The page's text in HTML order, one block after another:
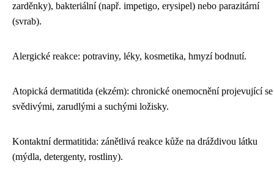
zarděnky), bakteriální (např. impetigo, erysipel) nebo parazitární
(svrab).
Alergické reakce: potraviny, léky, kosmetika, hmyzí bodnutí.
Atopická dermatitida (ekzém): chronické onemocnění projevující se
svědivými, zarudlými a suchými ložisky.
Kontaktní dermatitida: zánětlivá reakce kůže na dráždivou látku
(mýdla, detergenty, rostliny).